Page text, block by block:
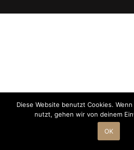
Diese Website benutzt Cookies.
nutzt, gehen wir von deinem
OK